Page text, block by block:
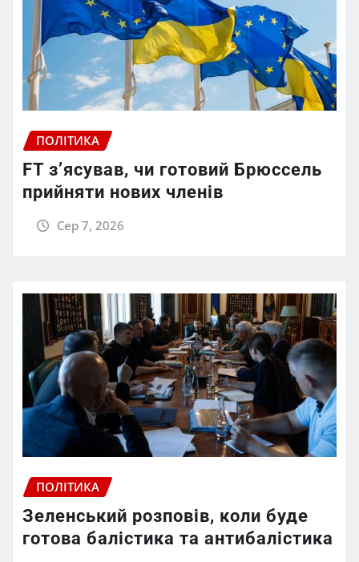
ПОЛІТИКА
FT зʼясував, чи готовий Брюссель
прийняти нових членів
Сер 7, 2026
ПОЛІТИКА
Зеленський розповів, коли буде
готова балістика та антибалістика